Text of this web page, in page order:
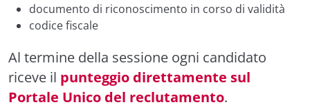
documento di riconoscimento in corso di validità
codice fiscale
Al termine della sessione ogni candidato
riceve il punteggio direttamente sul
Portale Unico del reclutamento.